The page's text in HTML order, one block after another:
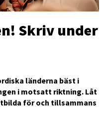
Skriv under
länderna bäst i
i motsatt riktning. Låt
för och tillsammans